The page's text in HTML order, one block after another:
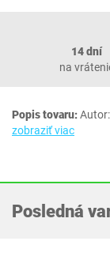
14 dní
na
Popis tovaru:
zobraziť viac
Posledná